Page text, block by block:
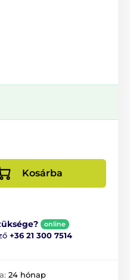
Kosárba
online
+36 21 300 7514
24 hónap